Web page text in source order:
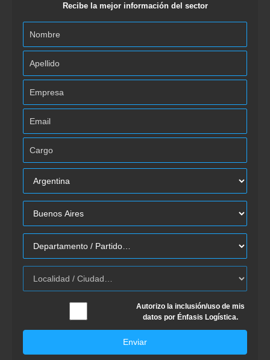
Recibe la mejor información del sector
Autorizo la inclusión/uso de mis
datos por Énfasis Logística.
Enviar